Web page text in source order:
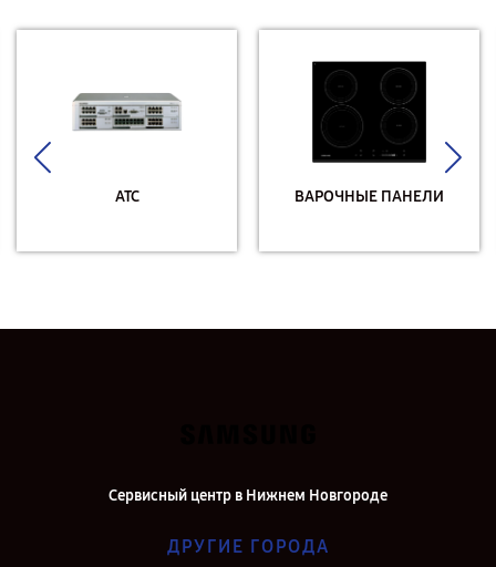
АТС ВАРОЧНЫЕ ПАНЕЛИ
Сервисный центр в Нижнем Новгороде
ДРУГИЕ ГОРОДА